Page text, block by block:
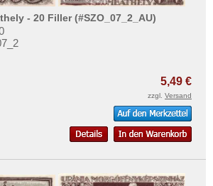
- 20 Filler (#SZO_07_2_AU)
5,49 €
zzgl. Versand